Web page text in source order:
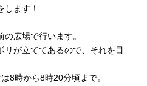
します！
広場で行います。
リが立ててあるので、それを目
8時から8時20分頃まで。